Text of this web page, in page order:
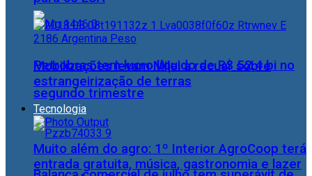
Petrobras tem lucro líquido de R$ 52,4 bi no
segundo trimestre
Mobilizações levam Milei a recuar sobre
estrangeirização de terras
Tecnologia
Muito além do agro: 1º Interior AgroCoop terá
entrada gratuita, música, gastronomia e lazer